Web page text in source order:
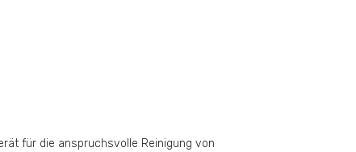
für die anspruchsvolle Reinigung von